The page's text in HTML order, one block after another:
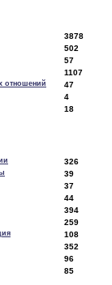
3878
502
57
1107
отношений 47
4
18
326
39
37
44
394
259
108
352
96
85